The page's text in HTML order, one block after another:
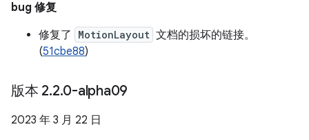
bug 修复
修复了
MotionLayout 文档的损坏的链接。
(51cbe88)
版本 2.2.0-alpha09
2023 年 3 月 22 日